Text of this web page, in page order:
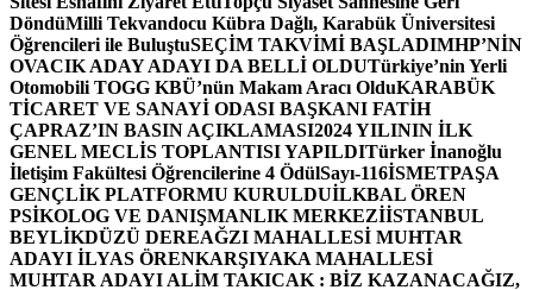
DöndüMilli Tekvandocu Kübra Dağlı, Karabük Üniversitesi
Öğrencileri ile BuluştuSEÇİM TAKVİMİ BAŞLADIMHP’NİN
OVACIK ADAY ADAYI DA BELLİ OLDUTürkiye’nin Yerli
Otomobili TOGG KBÜ’nün Makam Aracı OlduKARABÜK
TİCARET VE SANAYİ ODASI BAŞKANI FATİH
ÇAPRAZ’IN BASIN AÇIKLAMASI2024 YILININ İLK
GENEL MECLİS TOPLANTISI YAPILDITürker İnanoğlu
İletişim Fakültesi Öğrencilerine 4 ÖdülSayı-116İSMETPAŞA
GENÇLİK PLATFORMU KURULDUİLKBAL ÖREN
PSİKOLOG VE DANIŞMANLIK MERKEZİİSTANBUL
BEYLİKDÜZÜ DEREAĞZI MAHALLESİ MUHTAR
ADAYI İLYAS ÖRENKARŞIYAKA MAHALLESİ
MUHTAR ADAYI ALİM TAKICAK : BİZ KAZANACAĞIZ,